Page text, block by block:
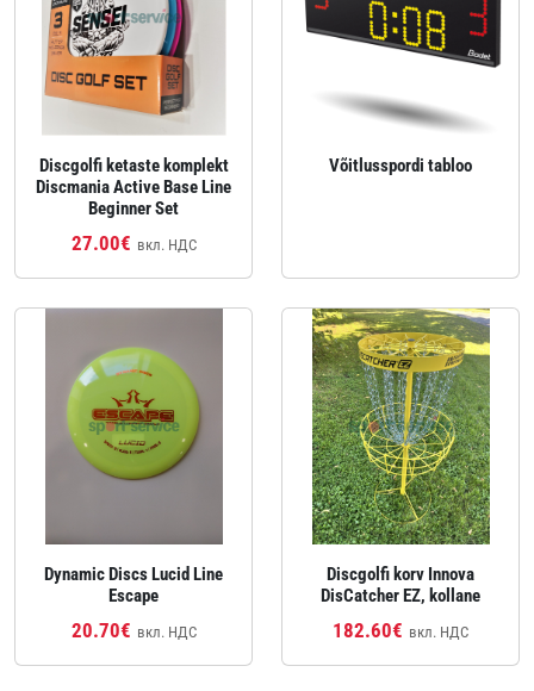
Discgolfi ketaste komplekt
Discmania Active Base Line
Beginner Set
27.00€ вкл. НДС
Võitlusspordi tabloo
Dynamic Discs Lucid Line
Escape
20.70€ вкл. НДС
Discgolfi korv Innova
DisCatcher EZ, kollane
182.60€ вкл. НДС